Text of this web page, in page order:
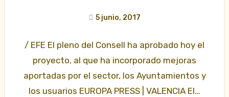
5 junio, 2017
/ EFE El pleno del Consell ha aprobado hoy el
proyecto, al que ha incorporado mejoras
aportadas por el sector, los Ayuntamientos y
los usuarios EUROPA PRESS | VALENCIA El…